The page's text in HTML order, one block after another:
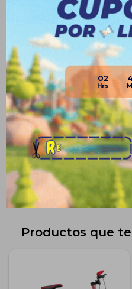
02
fabricación. 30 días
componentes por
notar una falla por mal
mal uso; la garantía queda
Planes
Medios
Productos que